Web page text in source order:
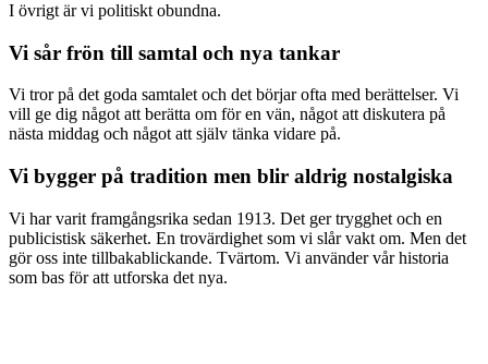
I övrigt är vi politiskt obundna.
Vi sår frön till samtal och nya tankar
Vi tror på det goda samtalet och det börjar ofta med berättelser. Vi
vill ge dig något att berätta om för en vän, något att diskutera på
nästa middag och något att själv tänka vidare på.
Vi bygger på tradition men blir aldrig nostalgiska
Vi har varit framgångsrika sedan 1913. Det ger trygghet och en
publicistisk säkerhet. En trovärdighet som vi slår vakt om. Men det
gör oss inte tillbakablickande. Tvärtom. Vi använder vår historia
som bas för att utforska det nya.